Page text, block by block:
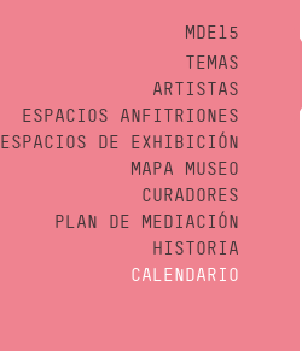
MDE15
TEMAS
ARTISTAS
ESPACIOS ANFITRIONES
ESPACIOS DE EXHIBICIÓN
MAPA MUSEO
CURADORES
PLAN DE MEDIACIÓN
HISTORIA
CALENDARIO